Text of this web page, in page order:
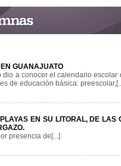
GUANAJUATO
dio a conocer el calendario
de educación básica:
EN SU LITORAL, DE
presencia de[...]